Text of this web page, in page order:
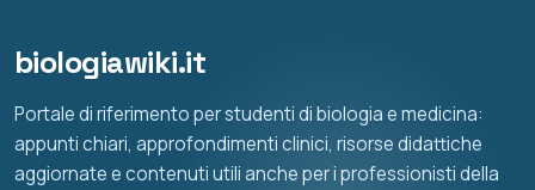
biologiawiki.it
Portale di riferimento per studenti di biologia e medicina:
appunti chiari, approfondimenti clinici, risorse didattiche
aggiornate e contenuti utili anche per i professionisti della